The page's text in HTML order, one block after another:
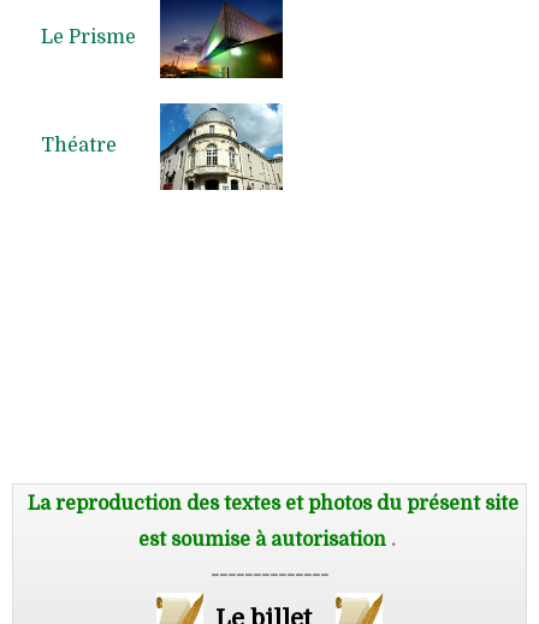
Le Prisme
Théatre
La reproduction des textes et photos du présent site
est soumise à autorisation.
--------------
Le billet